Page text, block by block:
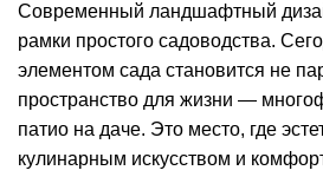
Современный ландшафтный
рамки простого садоводства.
элементом сада становится не
пространство для жизни —
патио на даче. Это место, где
кулинарным искусством и